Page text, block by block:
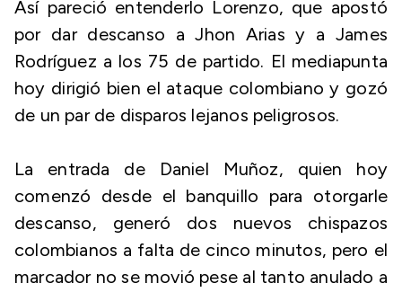
Así pareció entenderlo Lorenzo, que apostó
por dar descanso a Jhon Arias y a James
Rodríguez a los 75 de partido. El mediapunta
hoy dirigió bien el ataque colombiano y gozó
de un par de disparos lejanos peligrosos.
La entrada de Daniel Muñoz, quien hoy
comenzó desde el banquillo para otorgarle
descanso, generó dos nuevos chispazos
colombianos a falta de cinco minutos, pero el
marcador no se movió pese al tanto anulado a